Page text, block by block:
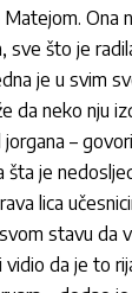
Ona
sve što je
je u svim
da neko nju
–
šta je
lica
stavu da
da je to